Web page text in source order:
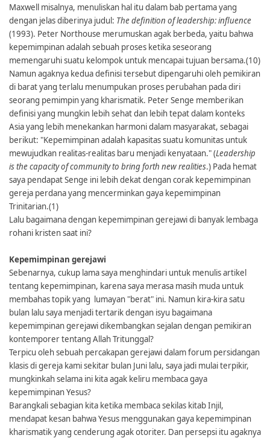
Maxwell misalnya, menuliskan hal itu dalam bab pertama yang
dengan jelas diberinya judul: The definition of leadership: influence
(1993). Peter Northouse merumuskan agak berbeda, yaitu bahwa
kepemimpinan adalah sebuah proses ketika seseorang
memengaruhi suatu kelompok untuk mencapai tujuan bersama.(10)
Namun agaknya kedua definisi tersebut dipengaruhi oleh pemikiran
di barat yang terlalu menumpukan proses perubahan pada diri
seorang pemimpin yang kharismatik. Peter Senge memberikan
definisi yang mungkin lebih sehat dan lebih tepat dalam konteks
Asia yang lebih menekankan harmoni dalam masyarakat, sebagai
berikut: "Kepemimpinan adalah kapasitas suatu komunitas untuk
mewujudkan realitas-realitas baru menjadi kenyataan." (Leadership
is the capacity of community to bring forth new realities.) Pada hemat
saya pendapat Senge ini lebih dekat dengan corak kepemimpinan
gereja perdana yang mencerminkan gaya kepemimpinan
Trinitarian.(1)
Lalu bagaimana dengan kepemimpinan gerejawi di banyak lembaga
rohani kristen saat ini?
Kepemimpinan gerejawi
Sebenarnya, cukup lama saya menghindari untuk menulis artikel
tentang kepemimpinan, karena saya merasa masih muda untuk
membahas topik yang lumayan "berat" ini. Namun kira-kira satu
bulan lalu saya menjadi tertarik dengan isyu bagaimana
kepemimpinan gerejawi dikembangkan sejalan dengan pemikiran
kontemporer tentang Allah Tritunggal?
Terpicu oleh sebuah percakapan gerejawi dalam forum persidangan
klasis di gereja kami sekitar bulan Juni lalu, saya jadi mulai terpikir,
mungkinkah selama ini kita agak keliru membaca gaya
kepemimpinan Yesus?
Barangkali sebagian kita ketika membaca sekilas kitab Injil,
mendapat kesan bahwa Yesus menggunakan gaya kepemimpinan
kharismatik yang cenderung agak otoriter. Dan persepsi itu agaknya